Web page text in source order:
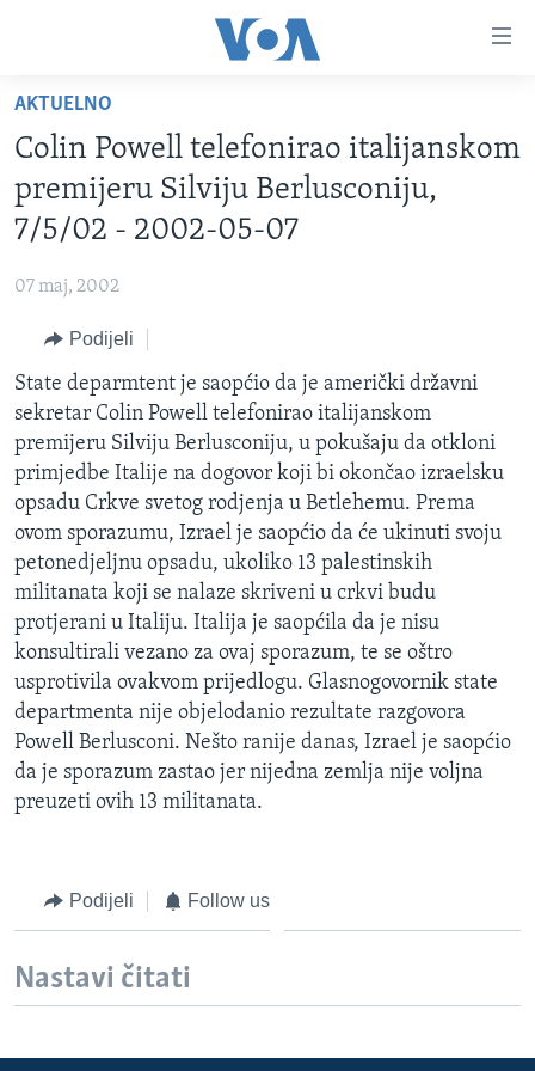
glavni
sadržaj
na
glavnu
Idi
pretragu
TV PROGRAM
FOTOGRAFIJE DANA
SJEDINJENE AMERIČKE DRŽAVE
BOSNA I HERCEGOVINA
SVIJET
NAUKA I TEHNOLOGIJA
SPECIJALNI PROJEKTI
KORUPCIJA
SLOBODA MEDIJA
ŽENSKA STRANA
IZBJEGLIČKA STRANA
MAGAZIN
O GLASU AMERIKE
Learning English
PRATITE NAS
AKTUELNO
Colin Powell telefonirao italijanskom
premijeru Silviju Berlusconiju,
7/5/02 - 2002-05-07
07 maj, 2002
Podijeli
State deparmtent je saopćio da je američki državni
sekretar Colin Powell telefonirao italijanskom
premijeru Silviju Berlusconiju, u pokušaju da otkloni
primjedbe Italije na dogovor koji bi okončao izraelsku
opsadu Crkve svetog rodjenja u Betlehemu. Prema
ovom sporazumu, Izrael je saopćio da će ukinuti svoju
petonedjeljnu opsadu, ukoliko 13 palestinskih
militanata koji se nalaze skriveni u crkvi budu
protjerani u Italiju. Italija je saopćila da je nisu
konsultirali vezano za ovaj sporazum, te se oštro
usprotivila ovakvom prijedlogu. Glasnogovornik state
departmenta nije objelodanio rezultate razgovora
Powell Berlusconi. Nešto ranije danas, Izrael je saopćio
da je sporazum zastao jer nijedna zemlja nije voljna
preuzeti ovih 13 militanata.
Podijeli Follow us
Nastavi čitati